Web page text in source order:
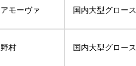
アモーヴァ 国内大型グロース
野村 国内大型グロース